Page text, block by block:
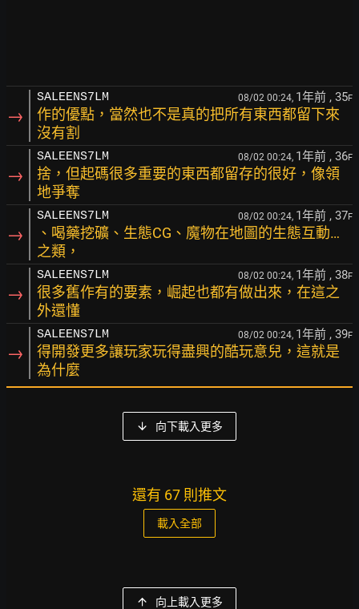
→
SALEENS7LM 08/02 00:24, 1年前 , 35F
作的優點，當然也不是真的把所有東西都留下來
沒有割
→
SALEENS7LM 08/02 00:24, 1年前 , 36F
捨，但起碼很多重要的東西都留存的很好，像領
地爭奪
→
SALEENS7LM 08/02 00:24, 1年前 , 37F
、喝藥挖礦、生態CG、魔物在地圖的生態互動…
之類，
→
SALEENS7LM 08/02 00:24, 1年前 , 38F
很多舊作有的要素，崛起也都有做出來，在這之
外還懂
→
SALEENS7LM 08/02 00:24, 1年前 , 39F
得開發更多讓玩家玩得盡興的酷玩意兒，這就是
為什麼
向下載入更多
還有 67 則推文
載入全部
向上載入更多